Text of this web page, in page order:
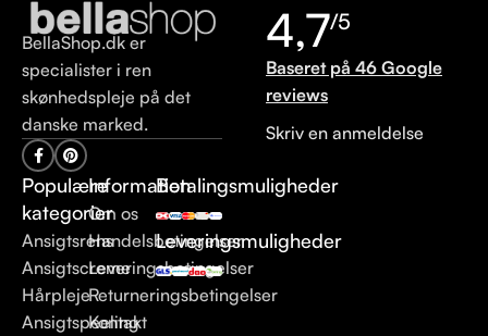
BellaShop.dk er
specialister i ren
skønhedspleje på det
danske marked.
Populære
kategorier
Ansigtsrens
Ansigtscreme
Hårpleje
Ansigtspeeling
Information
Om os
Handelsbetingelser
Leveringsbetingelser
Returneringsbetingelser
Kontakt
Betalingsmuligheder
Leveringsmuligheder
4,7/5
Baseret på 46 Google
reviews
Skriv en anmeldelse